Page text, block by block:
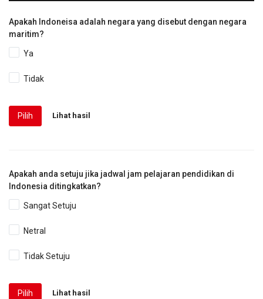
Apakah Indoneisa adalah negara yang disebut dengan negara
maritim?
Ya
Tidak
Pilih Lihat hasil
Apakah anda setuju jika jadwal jam pelajaran pendidikan di
Indonesia ditingkatkan?
Sangat Setuju
Netral
Tidak Setuju
Pilih Lihat hasil